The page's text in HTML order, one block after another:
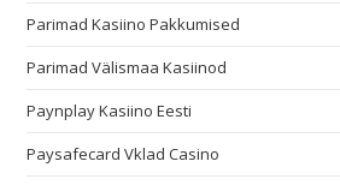
Parimad Kasiino Pakkumised
Parimad Välismaa Kasiinod
Paynplay Kasiino Eesti
Paysafecard Vklad Casino